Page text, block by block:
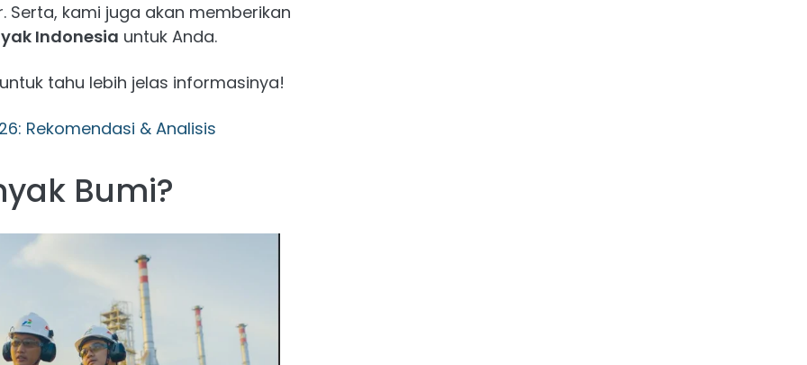
Serta, kami juga akan memberikan
Indonesia untuk Anda.
tahu lebih jelas informasinya!
Rekomendasi & Analisis
Bumi?